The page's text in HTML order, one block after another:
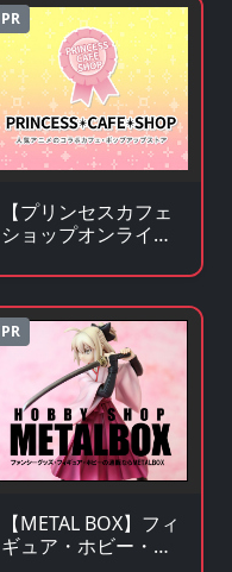
PR
【プリンセスカフェ
ショップオンライ
クターグッズの通販
サイト
PR
【METAL BOX】フィ
ギュア・ホビー・フ